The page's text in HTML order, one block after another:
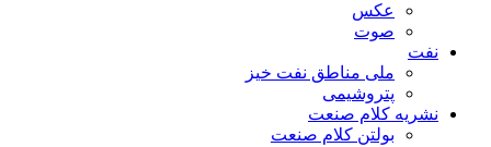
عکس
صوت
نفت
ملی مناطق نفت خیز
پتروشیمی
نشریه کلام صنعت
بولتن کلام صنعت